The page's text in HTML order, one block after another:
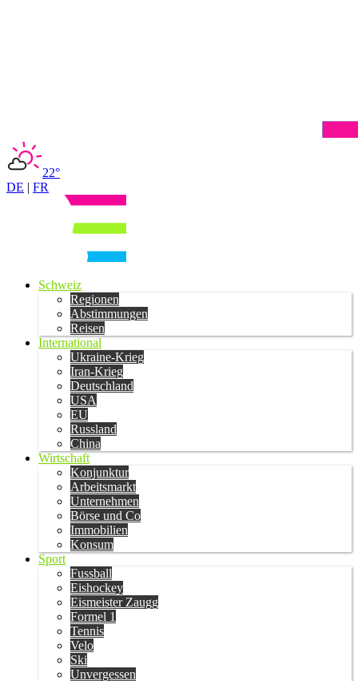
22°
DE | FR
Schweiz
Regionen
Abstimmungen
Reisen
International
Ukraine-Krieg
Iran-Krieg
Deutschland
USA
EU
Russland
China
Wirtschaft
Konjunktur
Arbeitsmarkt
Unternehmen
Börse und Co
Immobilien
Konsum
Sport
Fussball
Eishockey
Eismeister Zaugg
Formel 1
Tennis
Velo
Ski
Unvergessen